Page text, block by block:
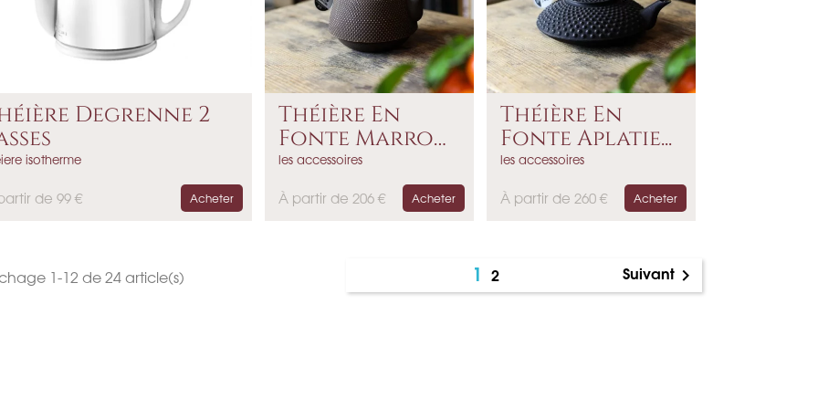
Degrenne 2
isotherme
de 99 € Acheter
Théière En
Fonte Marron
IWACHU
les accessoires
P
À partir de 206 € Acheter
Théière En
Fonte Aplatie...
les accessoires
P
À partir de 260 € Acheter
1-12 de 24 article(s) 12 Suivant